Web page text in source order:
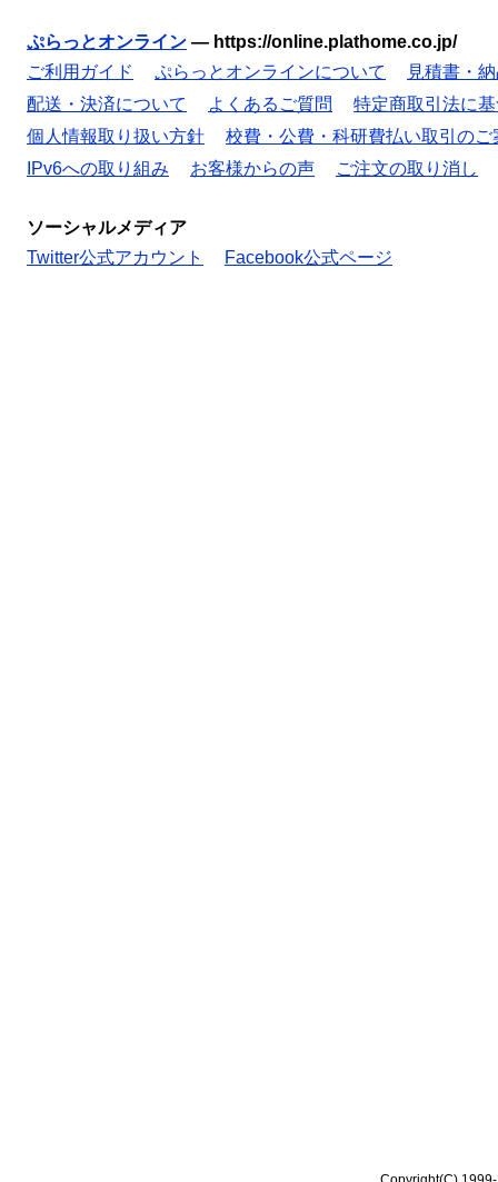
ぷらっとオンライン — https://online.plathome.co.jp/
ご利用ガイド
ぷらっとオンラインについて
見積書・
配送・決済について
よくあるご質問
特定商取引法に
個人情報取り扱い方針
校費・公費・科研費払い取引のご
IPv6への取り組み
お客様からの声 ご注文の取り消し
ソーシャルメディア
Twitter公式アカウント
Facebook公式ページ